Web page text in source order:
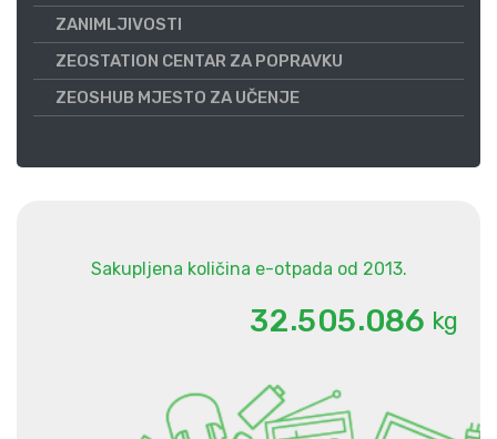
ZANIMLJIVOSTI
ZEOSTATION CENTAR ZA POPRAVKU
ZEOSHUB MJESTO ZA UČENJE
Sakupljena količina e-otpada od 2013.
32.505.086 kg